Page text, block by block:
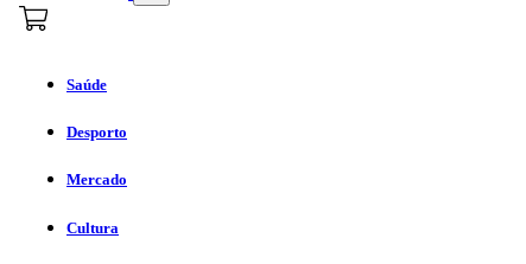
Saúde
Desporto
Mercado
Cultura